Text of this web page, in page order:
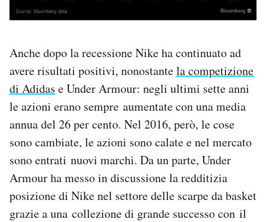
Anche dopo la recessione Nike ha continuato ad
avere risultati positivi, nonostantela competizione
di Adidas e Under Armour: negli ultimi sette anni
le azioni erano sempre aumentate con una media
annua del 26 per cento. Nel 2016, però, le cose
sono cambiate, le azioni sono calate e nel mercato
sono entrati nuovi marchi. Da un parte, Under
Armour ha messo in discussione la redditizia
posizione di Nike nel settore delle scarpe da basket
grazie a una collezione di grande successo con il